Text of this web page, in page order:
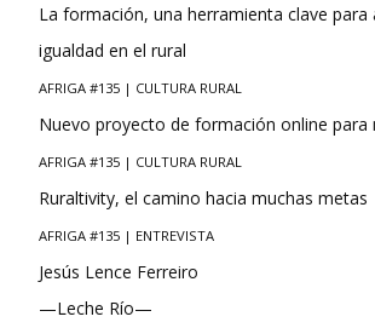
La formación, una herramienta clave para
igualdad en el rural
AFRIGA #135 | CULTURA RURAL
Nuevo proyecto de formación online para
AFRIGA #135 | CULTURA RURAL
Ruraltivity, el camino hacia muchas metas
AFRIGA #135 | ENTREVISTA
Jesús Lence Ferreiro
—Leche Río—